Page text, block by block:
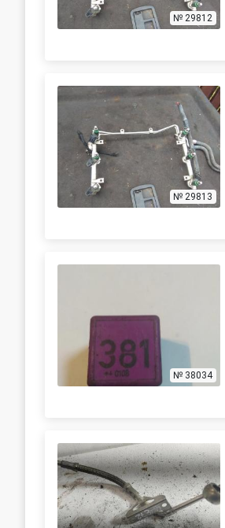
№ 29812
№ 29813
№ 38034